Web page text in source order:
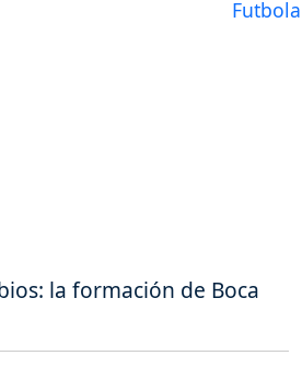
la formación de Boca